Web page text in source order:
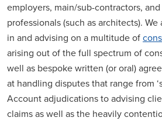
employers, main/sub-contractors,
professionals (such as architects).
in and advising on a multitude of
arising out of the full spectrum of
well as bespoke written (or oral)
at handling disputes that range from
Account adjudications to advising
claims as well as the heavily